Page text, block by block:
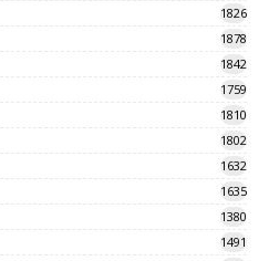
1826
1878
1842
1759
1810
1802
1632
1635
1380
1491